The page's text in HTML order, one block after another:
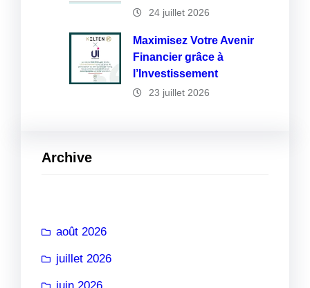
24 juillet 2026
Maximisez Votre Avenir
Financier grâce à
l’Investissement
23 juillet 2026
Archive
août 2026
juillet 2026
juin 2026